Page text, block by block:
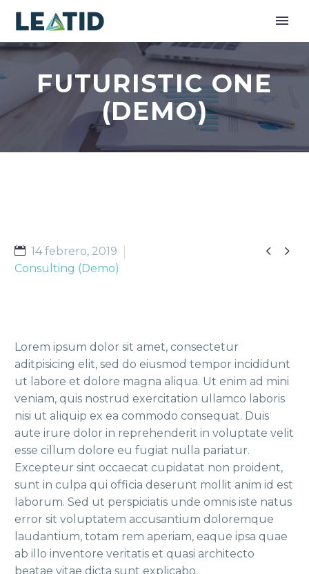
FUTURISTIC ONE
(DEMO)
 
14 febrero, 2019
Consulting (Demo)
Lorem ipsum dolor sit amet, consectetur
aditpisicing elit, sed do eiusmod tempor incididunt
ut labore et dolore magna aliqua. Ut enim ad mini
veniam, quis nostrud exercitation ullamco laboris
nisi ut aliquip ex ea commodo consequat. Duis
aute irure dolor in reprehenderit in voluptate velit
esse cillum dolore eu fugiat nulla pariatur.
Excepteur sint occaecat cupidatat non proident,
sunt in culpa qui officia deserunt mollit anim id est
laborum. Sed ut perspiciatis unde omnis iste natus
error sit voluptatem accusantium doloremque
laudantium, totam rem aperiam, eaque ipsa quae
ab illo inventore veritatis et quasi architecto
beatae vitae dicta sunt explicabo.